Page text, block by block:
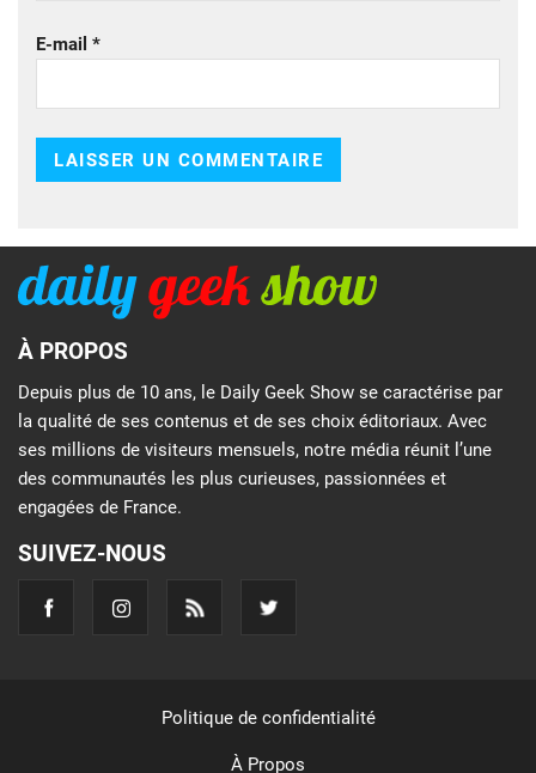
E-mail *
À PROPOS
Depuis plus de 10 ans, le Daily Geek Show se caractérise par
la qualité de ses contenus et de ses choix éditoriaux. Avec
ses millions de visiteurs mensuels, notre média réunit l’une
des communautés les plus curieuses, passionnées et
engagées de France.
SUIVEZ-NOUS
Politique de confidentialité
À Propos